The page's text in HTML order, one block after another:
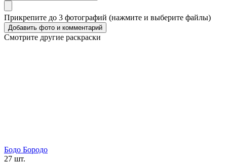
Прикрепите до 3 фотографий (нажмите и выберите файлы)
Смотрите другие раскраски
Бодо Бородо
27 шт.